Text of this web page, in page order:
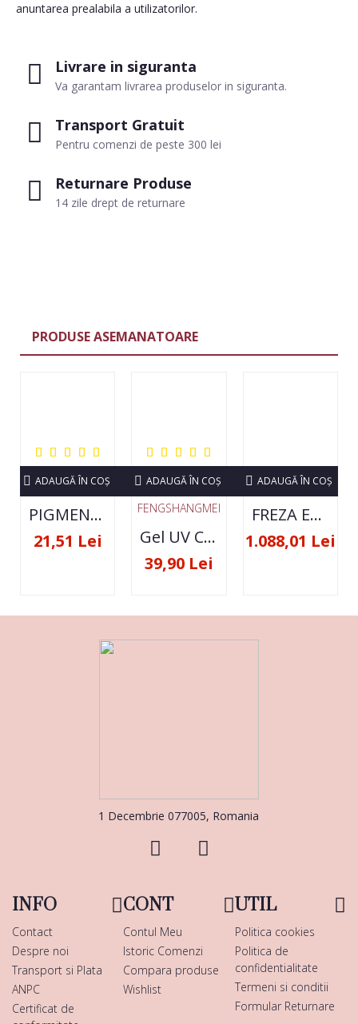
Livrare in siguranta
Va garantam livrarea produselor in siguranta.
Transport Gratuit
Pentru comenzi de peste 300 lei
Returnare Produse
14 zile drept de returnare
anuntarea prealabila a utilizatorilor.
PRODUSE ASEMANATOARE
PIGMENT NEON SET 12 CULORI
21,51 Lei
ADAUGĂ ÎN COŞ
FENGSHANGMEI
Gel UV Constructie FSM 50ML - 07
39,90 Lei
ADAUGĂ ÎN COŞ
FREZA ELECTRICA STRONG 210 35000 RPM- ORIGINALA
1.088,01 Lei
ADAUGĂ ÎN COŞ
1 Decembrie 077005, Romania
INFO
Contact
Despre noi
Transport si Plata
ANPC
Certificat de
CONT
Contul Meu
Istoric Comenzi
Compara produse
Wishlist
UTIL
Politica cookies
Politica de
confidentialitate
Termeni si conditii
Formular Returnare